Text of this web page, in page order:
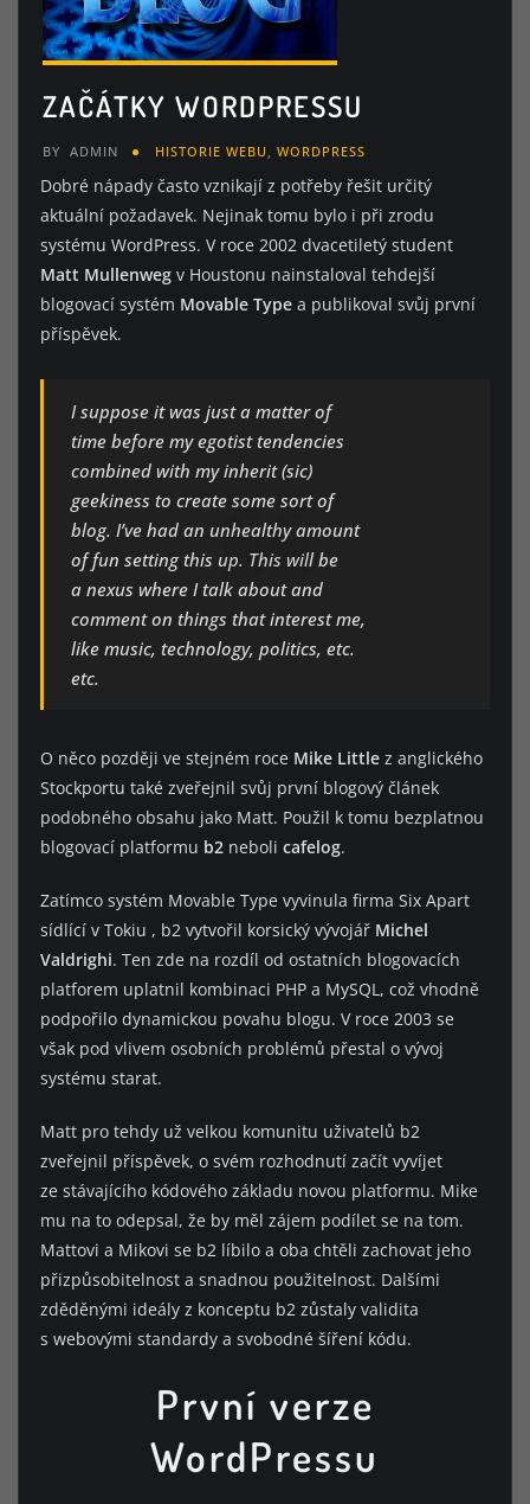
ZAČÁTKY WORDPRESSU
BY ADMIN HISTORIE WEBU WORDPRESS
Dobré nápady často vznikají z potřeby řešit určitý
aktuální požadavek. Nejinak tomu bylo i při zrodu
systému WordPress. V roce 2002 dvacetiletý student
Matt Mullenwegv Houstonu nainstaloval tehdejší
blogovací systém Movable Type a publikoval svůj první
příspěvek.
I suppose it was just a matter of
time before my egotist tendencies
combined with my inherit (sic)
geekiness to create some sort of
blog. I’ve had an unhealthy amount
of fun setting this up. This will be
a nexus where I talk about and
comment on things that interest me,
like music, technology, politics, etc.
etc.
O něco později ve stejném roce Mike Littlez anglického
Stockportu také zveřejnil svůj první blogový článek
podobného obsahu jako Matt. Použil k tomu bezplatnou
blogovací platformu b2 neboli cafelog.
Zatímco systém Movable Type vyvinula firma Six Apart
sídlící v Tokiu , b2 vytvořil korsický vývojář Michel
Valdrighi. Ten zde na rozdíl od ostatních blogovacích
platforem uplatnil kombinaci PHP a MySQL, což vhodně
podpořilo dynamickou povahu blogu. V roce 2003 se
však pod vlivem osobních problémů přestal o vývoj
systému starat.
Matt pro tehdy už velkou komunitu uživatelů b2
zveřejnil příspěvek, o svém rozhodnutí začít vyvíjet
ze stávajícího kódového základu novou platformu. Mike
mu na to odepsal, že by měl zájem podílet se na tom.
Mattovi a Mikovi se b2 líbilo a oba chtěli zachovat jeho
přizpůsobitelnost a snadnou použitelnost. Dalšími
zděděnými ideály z konceptu b2 zůstaly validita
s webovými standardy a svobodné šíření kódu.
První verze
WordPressu